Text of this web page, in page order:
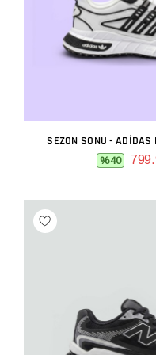
SEZON SONU - ADIDAS
%40